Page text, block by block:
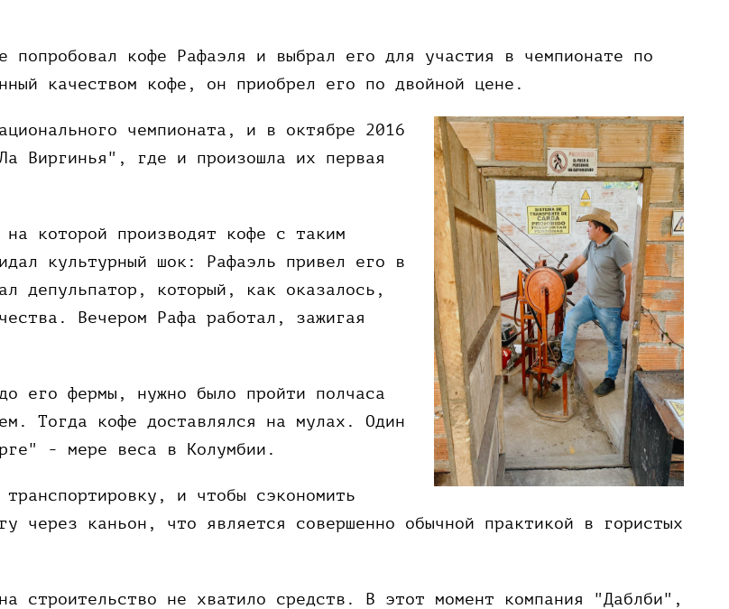
попробовал кофе Рафаэля и выбрал его для участия в чемпионате по
качеством кофе, он приобрел его по двойной цене.
чемпионата, и в октябре 2016
Виргинья", где и произошла их первая
которой производят кофе с таким
культурный шок: Рафаэль привел его в
депульпатор, который, как оказалось,
Вечером Рафа работал, зажигая
его фермы, нужно было пройти полчаса
Тогда кофе доставлялся на мулах. Один
- мере веса в Колумбии.
и чтобы сэкономить
через каньон, что является совершенно обычной практикой в гористых
строительство не хватило средств. В этот момент компания "Даблби",